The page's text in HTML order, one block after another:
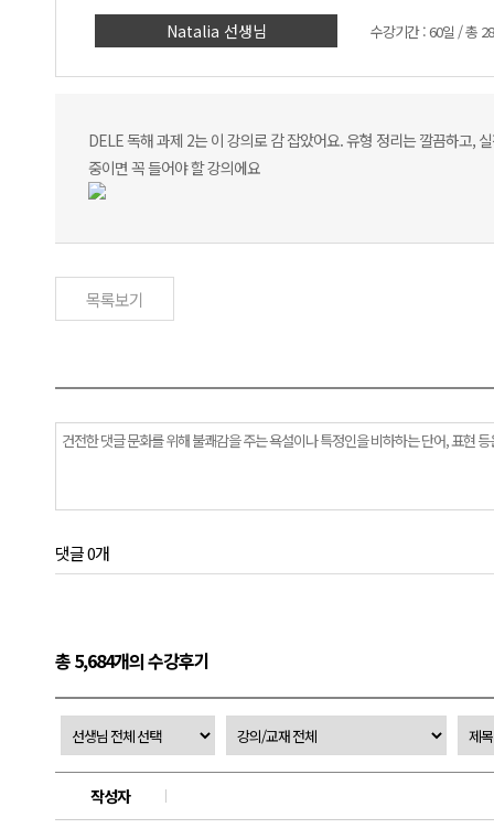
Natalia 선생님
수강기간 : 60일 / 총
DELE 독해 과제 2는 이 강의로 감 잡았어요. 유형 정리는 깔끔하고,
중이면 꼭 들어야 할 강의에요
목록보기
댓글 0개
총 5,684개의 수강후기
작성자